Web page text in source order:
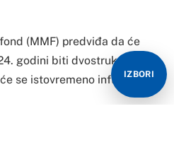
(MMF) predviđa da će
godini biti dvostruko veći
se istovremeno inflacijaIZBORI